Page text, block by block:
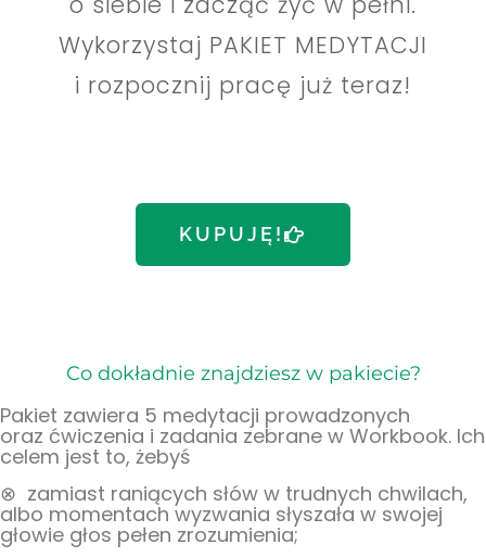
Wykorzystaj PAKIET MEDYTACJI
i rozpocznij pracę już teraz!
KUPUJĘ!
Co dokładnie znajdziesz w pakiecie?
Pakiet zawiera 5 medytacji prowadzonych
oraz ćwiczenia i zadania zebrane w Workbook. Ich
celem jest to, żebyś
⊗ zamiast raniących słów w trudnych chwilach,
albo momentach wyzwania słyszała w swojej
głowie głos pełen zrozumienia;